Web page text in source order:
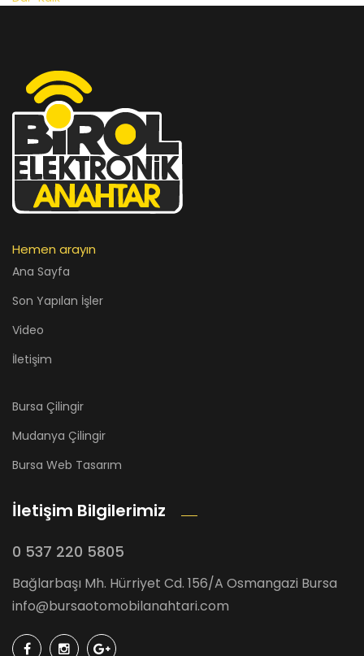
Hemen arayın
Ana Sayfa
Son Yapılan İşler
Video
İletişim
Bursa Çilingir
Mudanya Çilingir
Bursa Web Tasarım
İletişim Bilgilerimiz
0 537 220 5805
Bağlarbaşı Mh. Hürriyet Cd. 156/A Osmangazi Bursa
info@bursaotomobilanahtari.com